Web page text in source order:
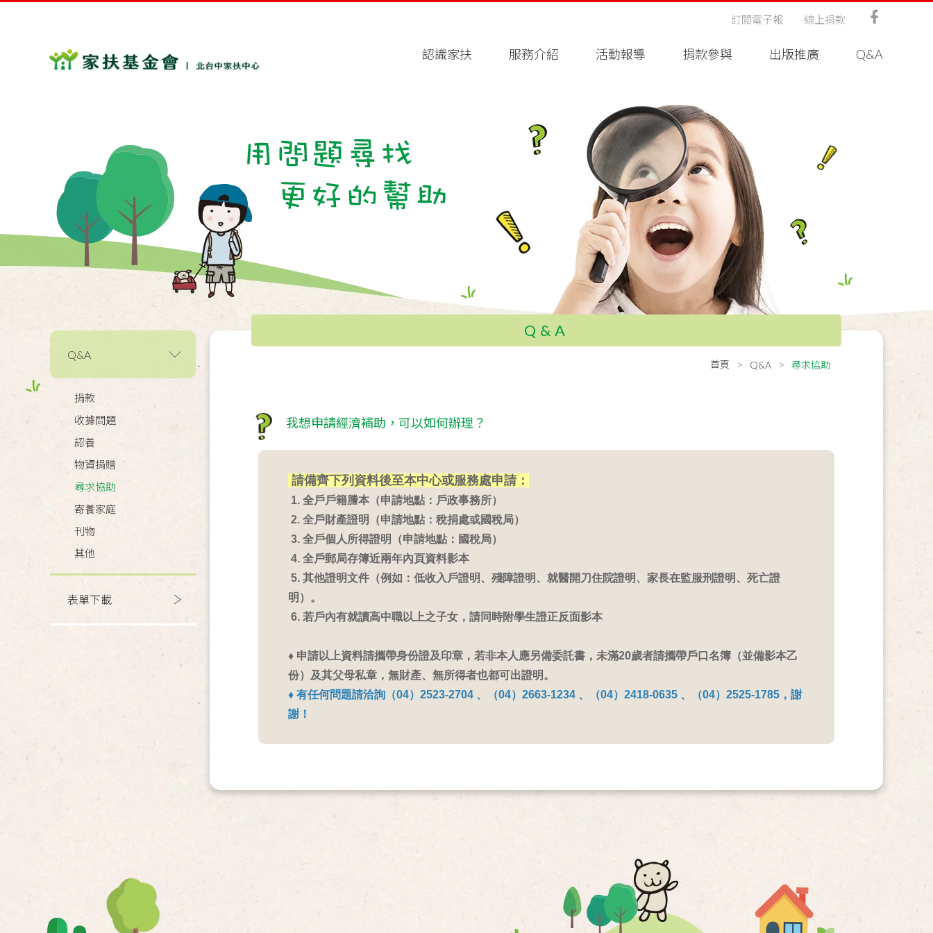
認識家扶 服務介紹 活動報導 捐款參與 出版推廣 Q&A
訂閱電子報 線上捐款
Q&A
捐款
收據問題
認養
物資捐贈
尋求協助
寄養家庭
刊物
其他
表單下載
Q&A
首頁 Q&A 尋求協助
我想申請經濟補助，可以如何辦理？
請備齊下列資料後至本中心或服務處申請：
1. 全戶戶籍謄本（申請地點：戶政事務所）
2. 全戶財產證明（申請地點：稅捐處或國稅局）
3. 全戶個人所得證明（申請地點：國稅局）
4. 全戶郵局存簿近兩年內頁資料影本
5. 其他證明文件（例如：低收入戶證明、殘障證明、就醫開刀住院證明、家長在監服刑證明、死亡證
明）。
6. 若戶內有就讀高中職以上之子女，請同時附學生證正反面影本
♦ 申請以上資料請攜帶身份證及印章，若非本人應另備委託書，未滿20歲者請攜帶戶口名簿（並備影本乙
份）及其父母私章，無財產、無所得者也都可出證明。
♦ 有任何問題請洽詢（04）2523-2704 、（04）2663-1234 、（04）2418-0635 、（04）2525-1785，謝
謝！